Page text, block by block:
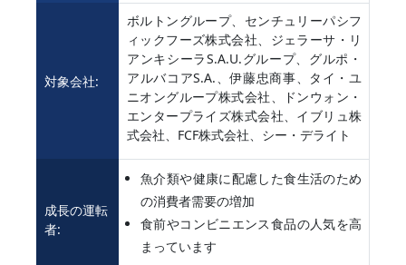
対象会社:
ボルトングループ、センチュリーパシフ
ィックフーズ株式会社、ジェラーサ・リ
アンキシーラS.A.U.グループ、グルポ・
アルバコアS.A.、伊藤忠商事、タイ・ユ
ニオングループ株式会社、ドンウォン・
エンタープライズ株式会社、イブリュ株
式会社、FCF株式会社、シー・デライト
成長の運転
者:
魚介類や健康に配慮した食生活のため
の消費者需要の増加
食前やコンビニエンス食品の人気を高
まっています